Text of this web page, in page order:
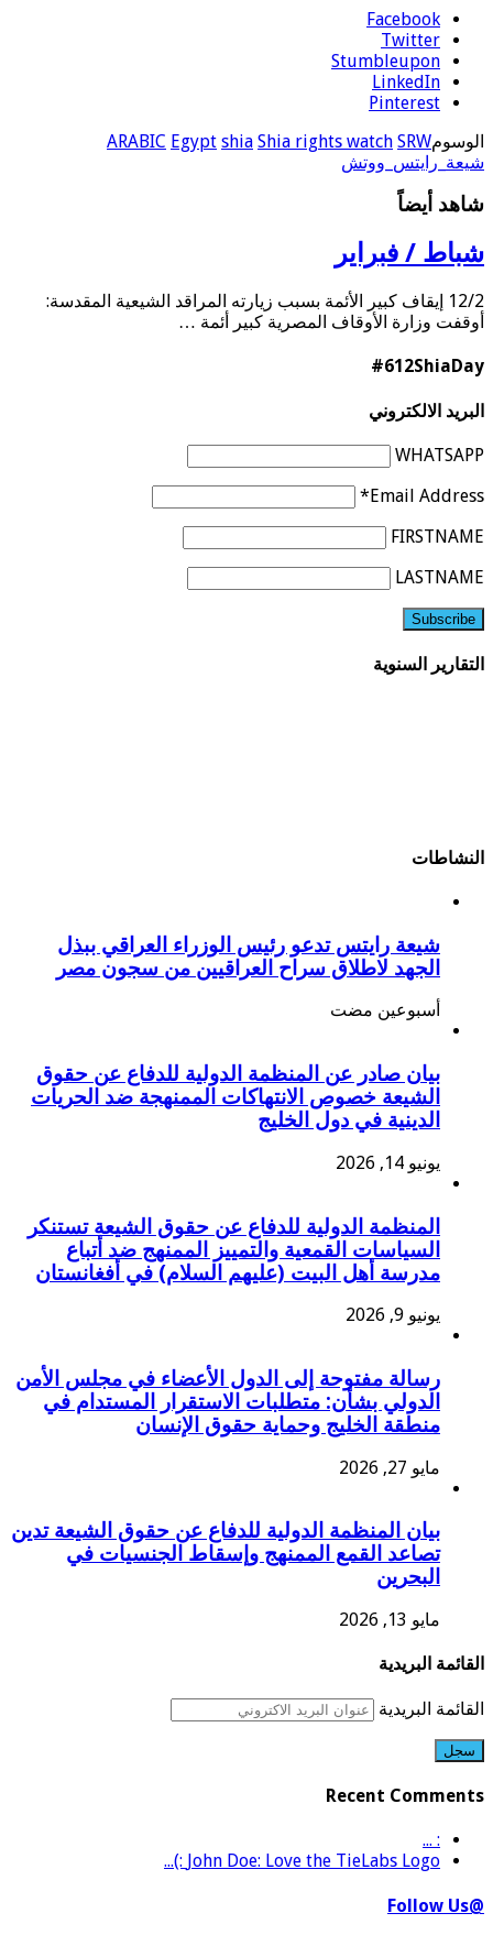
Facebook
Twitter
Stumbleupon
LinkedIn
Pinterest
الوسوم
ARABIC Egypt shia Shia rights watch SRW
شيعة_رايتس_ووتش
شاهد أيضاً
شباط / فبراير
12/2 إيقاف كبير الأئمة بسبب زيارته المراقد الشيعية المقدسة:
أوقفت وزارة الأوقاف المصرية كبير أئمة …
#612ShiaDay
البريد الالكتروني
WHATSAPP
Email Address*
FIRSTNAME
LASTNAME
التقارير السنوية
النشاطات
شيعة رايتس تدعو رئيس الوزراء العراقي ببذل
الجهد لاطلاق سراح العراقيين من سجون مصر
‏أسبوعين مضت
بيان صادر عن المنظمة الدولية للدفاع عن حقوق
الشيعة خصوص الانتهاكات الممنهجة ضد الحريات
الدينية في دول الخليج
يونيو 14, 2026
المنظمة الدولية للدفاع عن حقوق الشيعة تستنكر
السياسات القمعية والتمييز الممنهج ضد أتباع
مدرسة أهل البيت (عليهم السلام) في أفغانستان
يونيو 9, 2026
رسالة مفتوحة إلى الدول الأعضاء في مجلس الأمن
الدولي بشأن: متطلبات الاستقرار المستدام في
منطقة الخليج وحماية حقوق الإنسان
مايو 27, 2026
بيان المنظمة الدولية للدفاع عن حقوق الشيعة تدين
تصاعد القمع الممنهج وإسقاط الجنسيات في
البحرين
مايو 13, 2026
القائمة البريدية
القائمة البريدية
Recent Comments
: ...
John Doe: Love the TieLabs Logo :)...
@Follow Us